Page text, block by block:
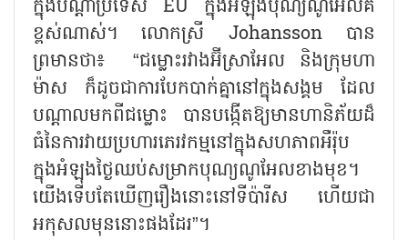
ក្នុងបណ្តាប្រទេស EU ក្នុងអំឡុងបុណ្យណូអែលគឺ
ខ្ពស់ណាស់។ លោកស្រី Johansson បាន
ព្រមានថា៖ “ជម្លោះរវាងអ៊ីស្រាអែល និងក្រុមហា
ម៉ាស ក៏ដូចជាការបែកបាក់គ្នានៅក្នុងសង្គម ដែល
បណ្តាលមកពីជម្លោះ បានបង្កើតឱ្យមានហានិភ័យដ៏
ធំនៃការវាយប្រហារភេរវកម្មនៅក្នុងសហភាពអឺរ៉ុប
ក្នុងអំឡុងថ្ងៃឈប់សម្រាកបុណ្យណូអែលខាងមុខ។
យើងទើបតែឃើញរឿងនោះនៅទីប៉ារីស ហើយជា
អកុសលមុននោះផងដែរ”។